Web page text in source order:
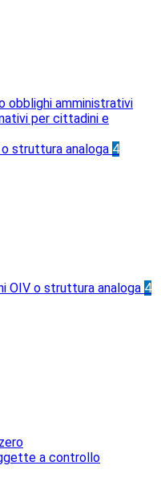
obblighi amministrativi
per cittadini e
struttura analoga 4
OIV o struttura analoga 4
a controllo